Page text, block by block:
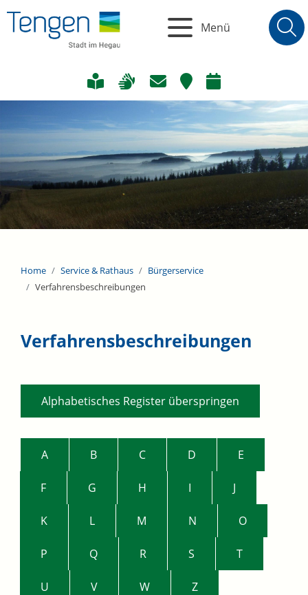
Menü
Home Service & Rathaus
Bürgerservice
Verfahrensbeschreibungen
Verfahrensbeschreibungen
Alphabetisches Register überspringen
A B C D E
F G H I J
K L M N O
P Q R S T
U V W Z